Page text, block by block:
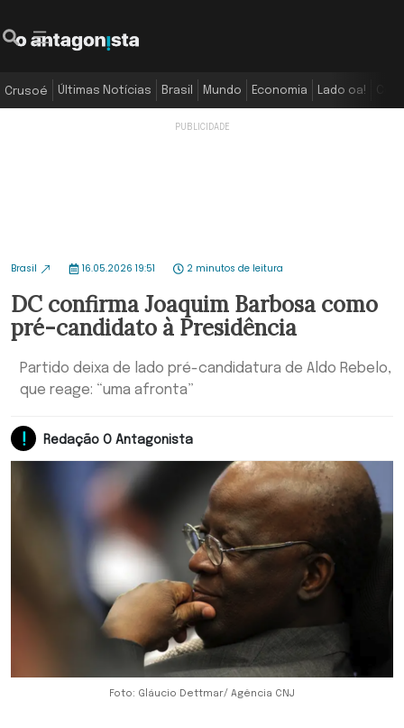
Crusoé Últimas Notícias Brasil Mundo Economia Lado oa!
Brasil 16.05.2026 19:51 2 minutos de leitura
DC confirma Joaquim Barbosa como
pré-candidato à Presidência
Partido deixa de lado pré-candidatura de Aldo Rebelo,
que reage: “uma afronta”
Redação O Antagonista
Foto: Gláucio Dettmar/ Agência CNJ